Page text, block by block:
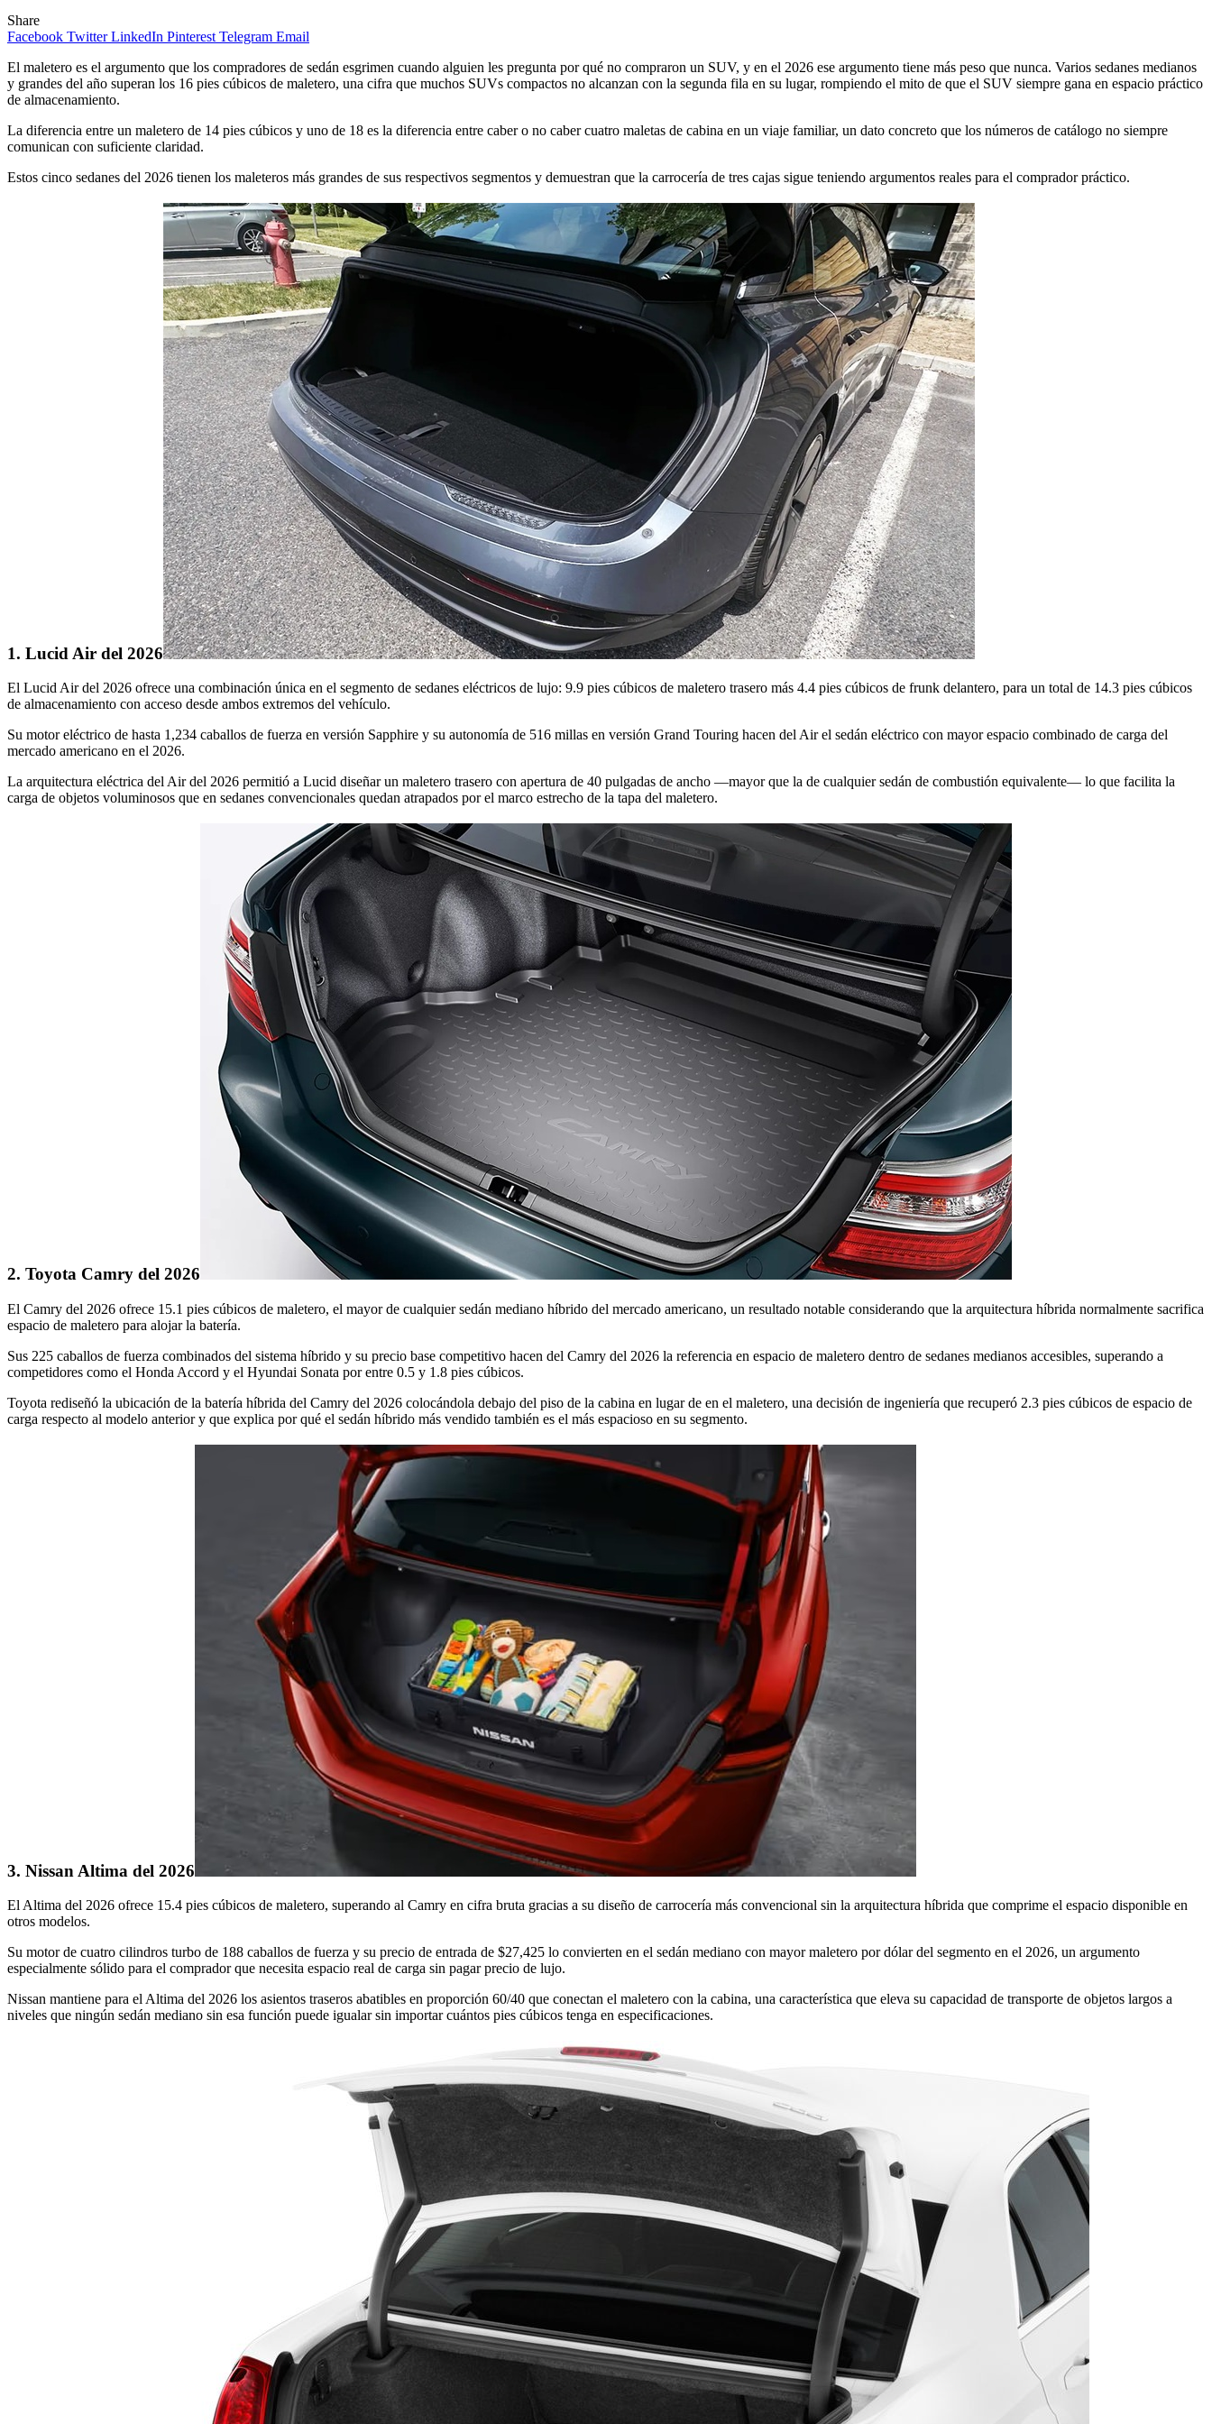
Share
Facebook Twitter LinkedIn Pinterest Telegram Email
El maletero es el argumento que los compradores de sedán esgrimen cuando alguien les pregunta por qué no compraron un SUV, y en el 2026 ese argumento tiene más peso que nunca. Varios sedanes medianos
y grandes del año superan los 16 pies cúbicos de maletero, una cifra que muchos SUVs compactos no alcanzan con la segunda fila en su lugar, rompiendo el mito de que el SUV siempre gana en espacio práctico
de almacenamiento.
La diferencia entre un maletero de 14 pies cúbicos y uno de 18 es la diferencia entre caber o no caber cuatro maletas de cabina en un viaje familiar, un dato concreto que los números de catálogo no siempre
comunican con suficiente claridad.
Estos cinco sedanes del 2026 tienen los maleteros más grandes de sus respectivos segmentos y demuestran que la carrocería de tres cajas sigue teniendo argumentos reales para el comprador práctico.
1. Lucid Air del 2026
El Lucid Air del 2026 ofrece una combinación única en el segmento de sedanes eléctricos de lujo: 9.9 pies cúbicos de maletero trasero más 4.4 pies cúbicos de frunk delantero, para un total de 14.3 pies cúbicos
de almacenamiento con acceso desde ambos extremos del vehículo.
Su motor eléctrico de hasta 1,234 caballos de fuerza en versión Sapphire y su autonomía de 516 millas en versión Grand Touring hacen del Air el sedán eléctrico con mayor espacio combinado de carga del
mercado americano en el 2026.
La arquitectura eléctrica del Air del 2026 permitió a Lucid diseñar un maletero trasero con apertura de 40 pulgadas de ancho —mayor que la de cualquier sedán de combustión equivalente— lo que facilita la
carga de objetos voluminosos que en sedanes convencionales quedan atrapados por el marco estrecho de la tapa del maletero.
2. Toyota Camry del 2026
El Camry del 2026 ofrece 15.1 pies cúbicos de maletero, el mayor de cualquier sedán mediano híbrido del mercado americano, un resultado notable considerando que la arquitectura híbrida normalmente sacrifica
espacio de maletero para alojar la batería.
Sus 225 caballos de fuerza combinados del sistema híbrido y su precio base competitivo hacen del Camry del 2026 la referencia en espacio de maletero dentro de sedanes medianos accesibles, superando a
competidores como el Honda Accord y el Hyundai Sonata por entre 0.5 y 1.8 pies cúbicos.
Toyota rediseñó la ubicación de la batería híbrida del Camry del 2026 colocándola debajo del piso de la cabina en lugar de en el maletero, una decisión de ingeniería que recuperó 2.3 pies cúbicos de espacio de
carga respecto al modelo anterior y que explica por qué el sedán híbrido más vendido también es el más espacioso en su segmento.
3. Nissan Altima del 2026
El Altima del 2026 ofrece 15.4 pies cúbicos de maletero, superando al Camry en cifra bruta gracias a su diseño de carrocería más convencional sin la arquitectura híbrida que comprime el espacio disponible en
otros modelos.
Su motor de cuatro cilindros turbo de 188 caballos de fuerza y su precio de entrada de $27,425 lo convierten en el sedán mediano con mayor maletero por dólar del segmento en el 2026, un argumento
especialmente sólido para el comprador que necesita espacio real de carga sin pagar precio de lujo.
Nissan mantiene para el Altima del 2026 los asientos traseros abatibles en proporción 60/40 que conectan el maletero con la cabina, una característica que eleva su capacidad de transporte de objetos largos a
niveles que ningún sedán mediano sin esa función puede igualar sin importar cuántos pies cúbicos tenga en especificaciones.